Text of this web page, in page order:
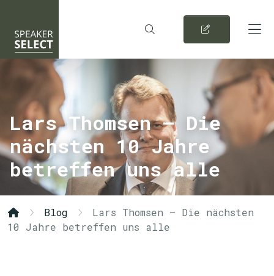
Lars Thomsen – Die
nächsten 10 Jahre
betreffen uns alle
Blog
Lars Thomsen – Die nächsten
10 Jahre betreffen uns alle